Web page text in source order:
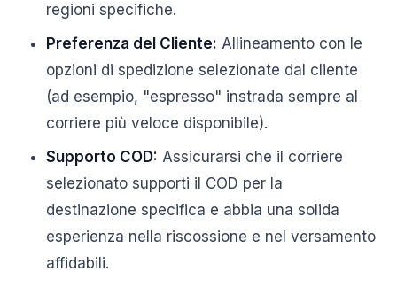
regioni specifiche.
Preferenza del Cliente: Allineamento con le
opzioni di spedizione selezionate dal cliente
(ad esempio, "espresso" instrada sempre al
corriere più veloce disponibile).
Supporto COD: Assicurarsi che il corriere
selezionato supporti il COD per la
destinazione specifica e abbia una solida
esperienza nella riscossione e nel versamento
affidabili.